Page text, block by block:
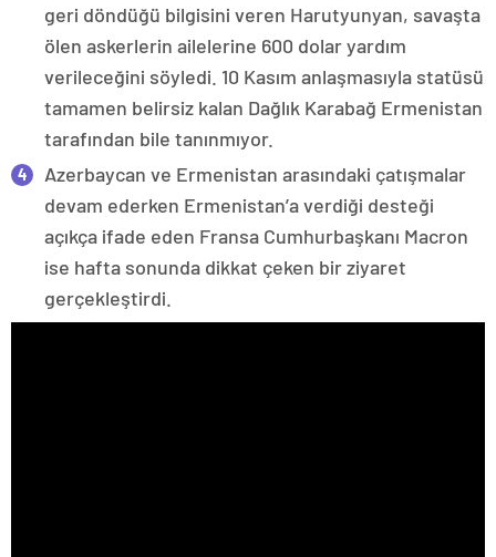
geri döndüğü bilgisini veren Harutyunyan, savaşta
ölen askerlerin ailelerine 600 dolar yardım
verileceğini söyledi. 10 Kasım anlaşmasıyla statüsü
tamamen belirsiz kalan Dağlık Karabağ Ermenistan
tarafından bile tanınmıyor.
Azerbaycan ve Ermenistan arasındaki çatışmalar
devam ederken Ermenistan’a verdiği desteği
açıkça ifade eden Fransa Cumhurbaşkanı Macron
ise hafta sonunda dikkat çeken bir ziyaret
gerçekleştirdi.